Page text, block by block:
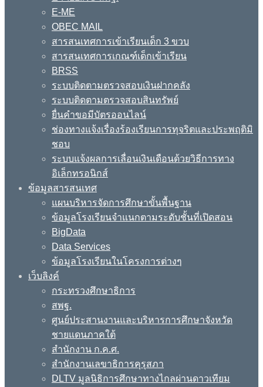
E-ME
OBEC MAIL
สารสนเทศการเข้าเรียนเด็ก 3 ขวบ
สารสนเทศการเกณฑ์เด็กเข้าเรียน
BRSS
ระบบติดตามตรวจสอบเงินฝากคลัง
ระบบติดตามตรวจสอบสินทรัพย์
ยื่นคำขอมีบัตรออนไลน์
ช่องทางแจ้งเรื่องร้องเรียนการทุจริตและประพฤติมิ
ชอบ
ระบบแจ้งผลการเลื่อนเงินเดือนด้วยวิธีการทาง
อิเล็กทรอนิกส์
ข้อมูลสารสนเทศ
แผนบริหารจัดการศึกษาขั้นพื้นฐาน
ข้อมูลโรงเรียนจำแนกตามระดับชั้นที่เปิดสอน
BigData
Data Services
ข้อมูลโรงเรียนในโครงการต่างๆ
เว็บลิงค์
กระทรวงศึกษาธิการ
สพฐ.
ศูนย์ประสานงานและบริหารการศึกษาจังหวัด
ชายแดนภาคใต้
สำนักงาน ก.ค.ศ.
สำนักงานเลขาธิการคุรุสภา
DLTV มูลนิธิการศึกษาทางไกลผ่านดาวเทียม